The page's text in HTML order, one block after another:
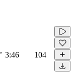
3:46 104